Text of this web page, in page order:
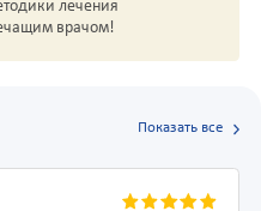
лечения
врачом!
Показать все